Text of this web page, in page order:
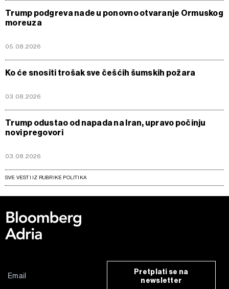
Trump podgreva nade u ponovno otvaranje Ormuskog
moreuza
05.08.2026
Ko će snositi trošak sve češćih šumskih požara
03.08.2026
Trump odustao od napada na Iran, upravo počinju
novi pregovori
03.08.2026
SVE VESTI IZ RUBRIKE POLITIKA
Pretplati se na
newsletter